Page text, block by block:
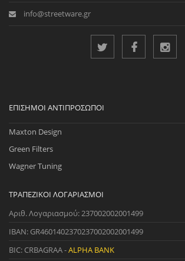
info@streetware.gr
ΕΠΊΣΗΜΟΙ ΑΝΤΙΠΡΌΣΩΠΟΙ
Maxton Design
Green Filters
Wagner Tuning
ΤΡΑΠΕΖΙΚΟΊ ΛΟΓΑΡΙΑΣΜΟΊ
Αριθ. Λογαριασμού: 237002002001499
IBAN: GR4601402370237002002001499
BIC: CRBAGRAA -ALPHA BANK